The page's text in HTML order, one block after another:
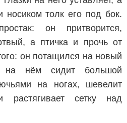
носиком толк его под бок.
он притворится,
а птичка и прочь от
он потащился на новый
на нём сидит большой
на ногах, шевелит
растягивает сетку над